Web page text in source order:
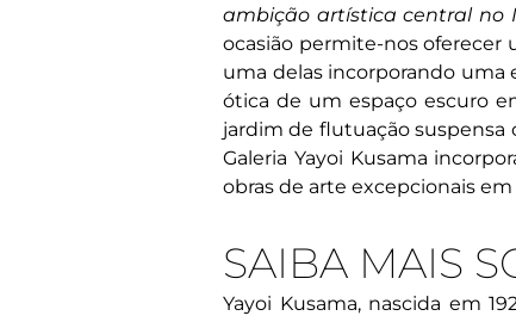
ambição artística central no
ocasião permite-nos
uma delas incorporando uma
ótica de um espaço escuro
jardim de flutuação suspensa
Galeria Yayoi Kusama
obras de arte excepcionais
SAIBA MAIS
Yayoi Kusama, nascida em